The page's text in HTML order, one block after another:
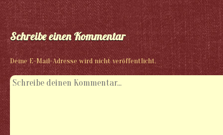
Schreibe einen Kommentar
Deine E-Mail-Adresse wird nicht veröffentlicht.